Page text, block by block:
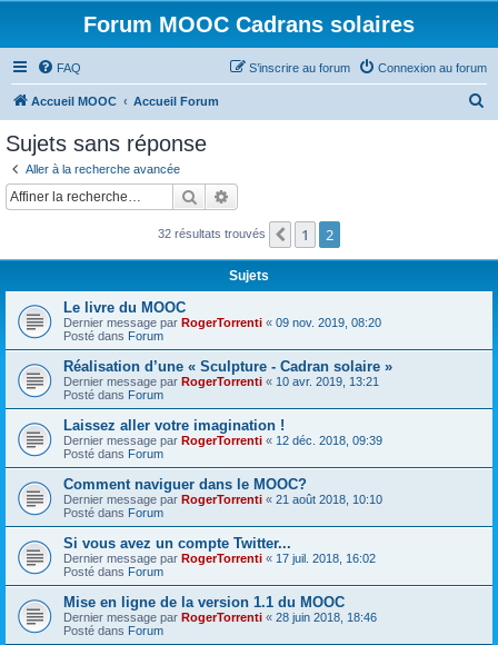
Forum MOOC Cadrans solaires
FAQ Connexion au forum
S’inscrire au forum
Accueil MOOC Accueil Forum
c
Sujets sans réponse
Aller à la recherche avancée
Rechercher
32 résultats trouvés Précédente
1 2
Sujets
Le livre du MOOC
Dernier message par RogerTorrenti « 09 nov. 2019, 08:20
Posté dans Forum
Réalisation d’une « Sculpture - Cadran solaire »
Dernier message par RogerTorrenti « 10 avr. 2019, 13:21
Posté dans Forum
Laissez aller votre imagination !
Dernier message par RogerTorrenti « 12 déc. 2018, 09:39
Posté dans Forum
Comment naviguer dans le MOOC?
Dernier message par RogerTorrenti « 21 août 2018, 10:10
Posté dans Forum
Si vous avez un compte Twitter...
Dernier message par RogerTorrenti « 17 juil. 2018, 16:02
Posté dans Forum
Mise en ligne de la version 1.1 du MOOC
Dernier message par RogerTorrenti « 28 juin 2018, 18:46
Posté dans Forum